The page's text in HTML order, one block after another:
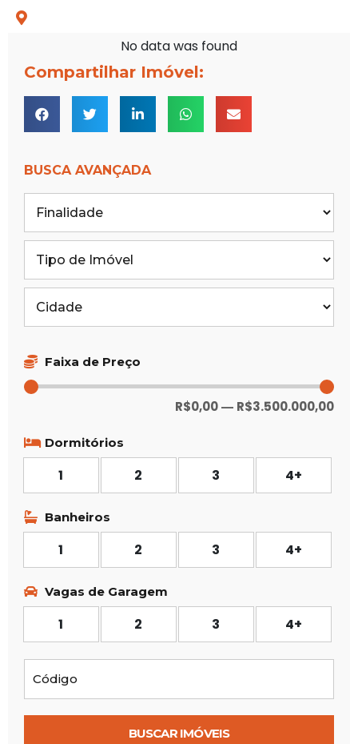
No data was found
Compartilhar Imóvel:
BUSCA AVANÇADA
Faixa de Preço
R$0,00 — R$3.500.000,00
Dormitórios
1 2 3 4+
Banheiros
1 2 3 4+
Vagas de Garagem
1 2 3 4+
BUSCAR IMÓVEIS